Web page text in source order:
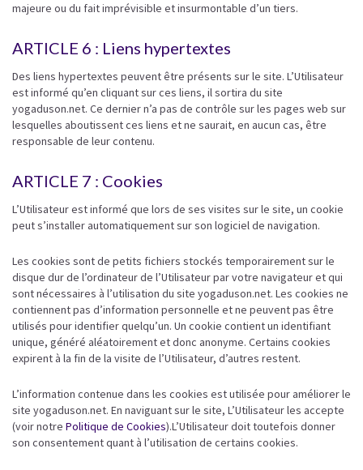
majeure ou du fait imprévisible et insurmontable d’un tiers.
ARTICLE 6 : Liens hypertextes
Des liens hypertextes peuvent être présents sur le site. L’Utilisateur
est informé qu’en cliquant sur ces liens, il sortira du site
yogaduson.net. Ce dernier n’a pas de contrôle sur les pages web sur
lesquelles aboutissent ces liens et ne saurait, en aucun cas, être
responsable de leur contenu.
ARTICLE 7 : Cookies
L’Utilisateur est informé que lors de ses visites sur le site, un cookie
peut s’installer automatiquement sur son logiciel de navigation.
Les cookies sont de petits fichiers stockés temporairement sur le
disque dur de l’ordinateur de l’Utilisateur par votre navigateur et qui
sont nécessaires à l’utilisation du site yogaduson.net. Les cookies ne
contiennent pas d’information personnelle et ne peuvent pas être
utilisés pour identifier quelqu’un. Un cookie contient un identifiant
unique, généré aléatoirement et donc anonyme. Certains cookies
expirent à la fin de la visite de l’Utilisateur, d’autres restent.
L’information contenue dans les cookies est utilisée pour améliorer le
site yogaduson.net. En naviguant sur le site, L’Utilisateur les accepte
(voir notre Politique de Cookies).L’Utilisateur doit toutefois donner
son consentement quant à l’utilisation de certains cookies.